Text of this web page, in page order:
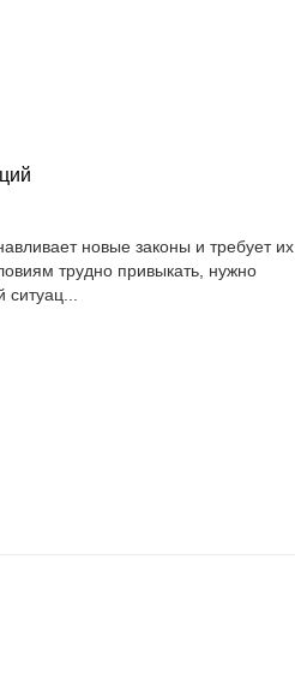
новые законы и требует их
трудно привыкать, нужно
ситуац...